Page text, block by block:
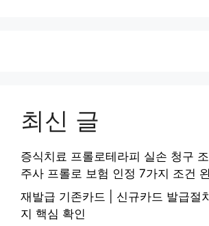
최신 글
증식치료 프롤로테라피 실손 청구
주사 프롤로 보험 인정 7가지 조건
재발급 기존카드 | 신규카드 발급절
지 핵심 확인